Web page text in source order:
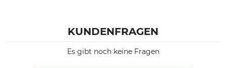
KUNDENFRAGEN
Es gibt noch keine Fragen